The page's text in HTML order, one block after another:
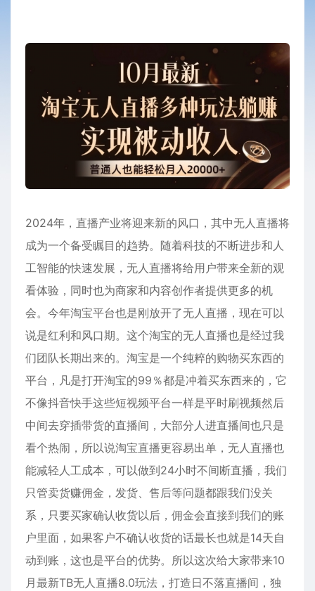
2024年，直播产业将迎来新的风口，其中无人直播将
成为一个备受瞩目的趋势。随着科技的不断进步和人
工智能的快速发展，无人直播将给用户带来全新的观
看体验，同时也为商家和内容创作者提供更多的机
会。今年淘宝平台也是刚放开了无人直播，现在可以
说是红利和风口期。这个淘宝的无人直播也是经过我
们团队长期出来的。淘宝是一个纯粹的购物买东西的
平台，凡是打开淘宝的99％都是冲着买东西来的，它
不像抖音快手这些短视频平台一样是平时刷视频然后
中间去穿插带货的直播间，大部分人进直播间也只是
看个热闹，所以说淘宝直播更容易出单，无人直播也
能减轻人工成本，可以做到24小时不间断直播，我们
只管卖货赚佣金，发货、售后等问题都跟我们没关
系，只要买家确认收货以后，佣金会直接到我们的账
户里面，如果客户不确认收货的话最长也就是14天自
动到账，这也是平台的优势。所以这次给大家带来10
月最新TB无人直播8.0玩法，打造日不落直播间，独